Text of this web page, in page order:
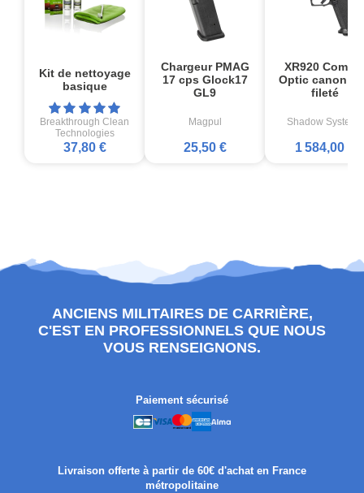
Kit de nettoyage
basique
Breakthrough Clean
Technologies
37,80 €
Chargeur PMAG
17 cps Glock17
GL9
Magpul
25,50 €
XR920
Optic canon
fileté
Shadow Systems
1 584,00 €
ANCIENS MILITAIRES DE CARRIÈRE,
C'EST EN PROFESSIONNELS QUE NOUS
VOUS RENSEIGNONS.
Paiement sécurisé
Livraison offerte à partir de 60€ d'achat en France
métropolitaine